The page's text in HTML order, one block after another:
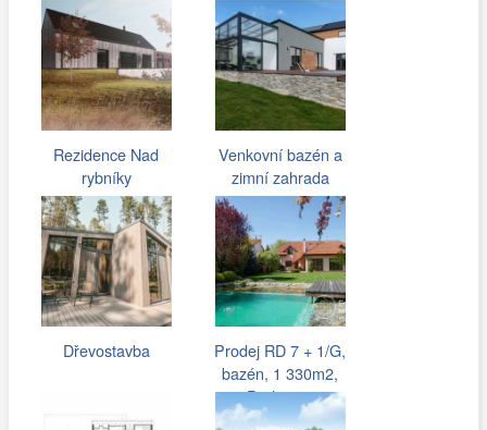
Rezidence Nad
rybníky
Venkovní bazén a
zimní zahrada
Dřevostavba
Prodej RD 7 + 1/G,
bazén, 1 330m2,
Praha -…